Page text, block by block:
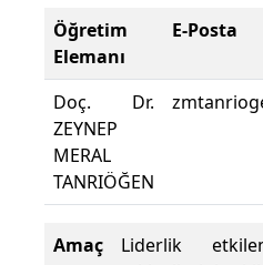
Öğretim
Elemanı
E-Posta
Doç. Dr.
ZEYNEP
MERAL
TANRIÖĞEN
Amaç
Liderlik